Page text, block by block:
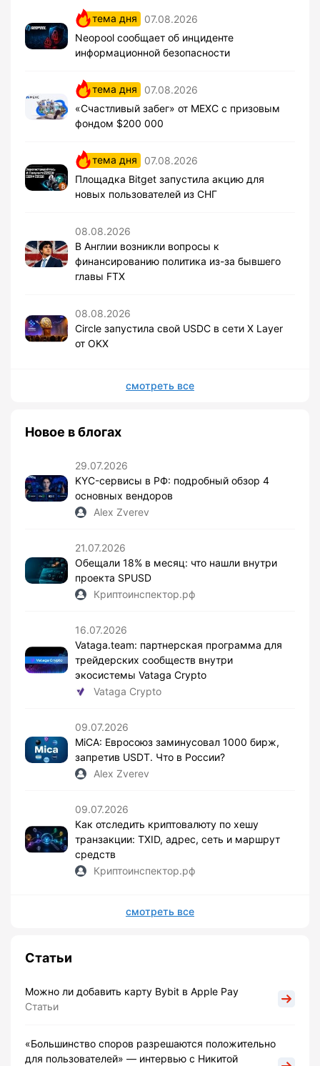
тема дня
07.08.2026
Neopool сообщает об инциденте
информационной безопасности
тема дня
07.08.2026
«Счастливый забег» от MEXC с призовым
фондом $200 000
тема дня
07.08.2026
Площадка Bitget запустила акцию для
новых пользователей из СНГ
08.08.2026
В Англии возникли вопросы к
финансированию политика из-за бывшего
главы FTX
08.08.2026
Circle запустила свой USDC в сети X Layer
от OKX
смотреть все
Новое в блогах
29.07.2026
KYC-сервисы в РФ: подробный обзор 4
основных вендоров
Alex Zverev
21.07.2026
Обещали 18% в месяц: что нашли внутри
проекта SPUSD
Криптоинспектор.рф
16.07.2026
Vataga.team: партнерская программа для
трейдерских сообществ внутри
экосистемы Vataga Crypto
Vataga Crypto
09.07.2026
MiCA: Евросоюз заминусовал 1000 бирж,
запретив USDT. Что в России?
Alex Zverev
09.07.2026
Как отследить криптовалюту по хешу
транзакции: TXID, адрес, сеть и маршрут
средств
Криптоинспектор.рф
смотреть все
Статьи
Можно ли добавить карту Bybit в Apple Pay
Статьи
«Большинство споров разрешаются положительно
для пользователей» — интервью с Никитой